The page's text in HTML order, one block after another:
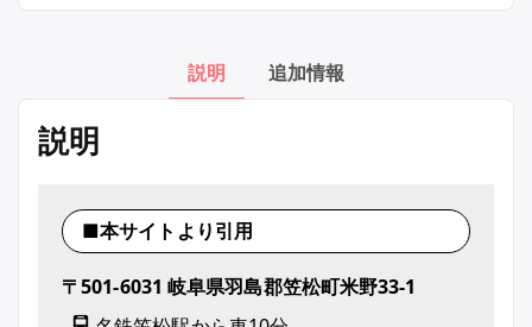
説明 追加情報
説明
■本サイトより引用
〒501-6031 岐阜県羽島郡笠松町米野33-1